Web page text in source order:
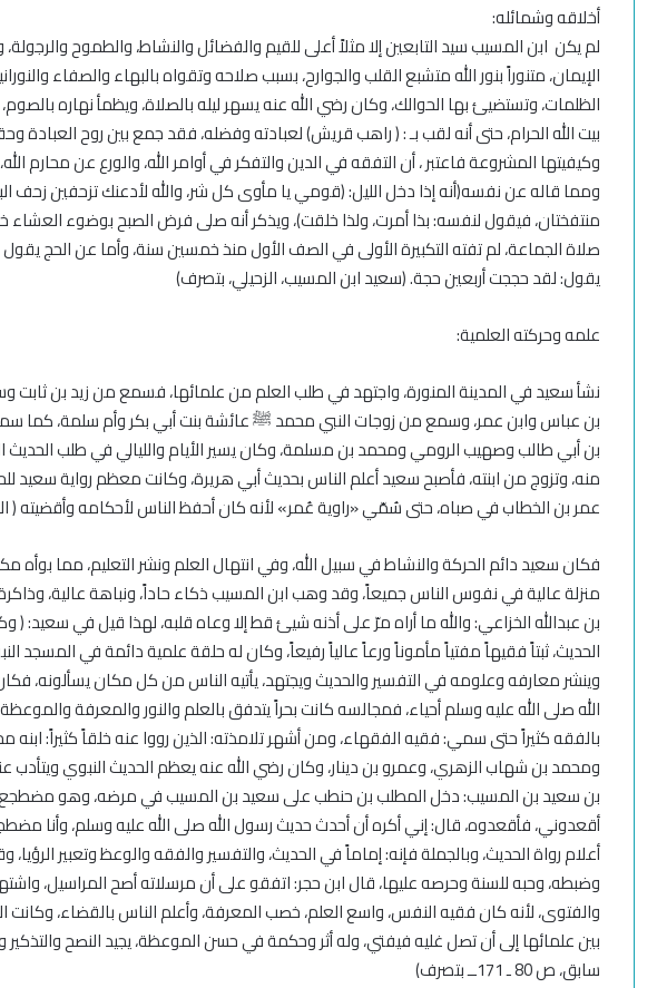
أخلاقه وشمائله:
لم يكن ابن المسيب سيد التابعين إلا مثلاً أعلى للقيم والفضائل والنشاط، والطموح
الإيمان، متنوراً بنور الله متشبع القلب والجوارح، بسبب صلاحه وتقواه بالبهاء والصفاء
الظلمات، وتستضيئ بها الحوالك، وكان رضي الله عنه يسهر ليله بالصلاة، ويظمأ نهاره
بيت الله الحرام، حتى أنه لقب بـ : ( راهب قريش) لعبادته وفضله، فقد جمع بين روح العبادة
وكيفيتها المشروعة فاعتبر ، أن التفقه في الدين والتفكر في أوامر الله، والورع عن محارم
ومما قاله عن نفسه(أنه إذا دخل الليل: (قومي يامأوى كل شر، والله لأدعنك تزحفين زحف
منتفختان، فيقول لنفسه: بذا أمرت، ولذا خلقت)، ويذكر أنه صلى فرض الصبح بوضوء
صلاة الجماعة، لم تفته التكبيرة الأولى في الصف الأول منذ خمسين سنة، وأما عن الحج
يقول: لقد حججت أربعين حجة.(سعيد ابن المسيب،الزحيلي،بتصرف)
علمهوحركته العلمية:
نشأ سعيد في المدينة المنورة، واجتهد في طلب العلم من علمائها، فسمع من زيد بن ثابت
بن عباس وابن عمر، وسمع من زوجات النبي محمدﷺعائشة بنت أبي بكر وأم سلمة،
بن أبي طالب وصهيب الرومي ومحمد بن مسلمة، وكان يسير الأيام والليالي في طلب الحديث
منه، وتزوج من ابنته، فأصبح سعيد أعلم الناس بحديث أبي هريرة، وكانت معظم رواية سعيد
عمر بن الخطاب في صباه، حتى سُمّي «راوية عُمر» لأنه كان أحفظ الناس لأحكامه وأقضيته(
فكان سعيد دائم الحركة والنشاط في سبيل الله، وفي انتهال العلم ونشر التعليم، مما بوأه
منزلة عالية في نفوس الناس جميعاً، وقد وهب ابن المسيب ذكاء حاداً، ونباهة عالية،
بن عبدالله الخزاعي: والله ماأراه مرّ على أذنه شيئ قط إلا وعاه قلبه، لهذا قيل في سعيد: (
الحديث، ثبتاً فقيهاً مفتياً مأموناً ورعاً عالياً رفيعاً، وكان له حلقة علمية دائمة في المسجد
وينشر معارفه وعلومه في التفسير والحديث ويجتهد،يأتيه الناس من كل مكان يسألونه،
الله صلى الله عليه وسلم أحياء،فمجالسه كانت بحراً يتدفق بالعلم والنور والمعرفة
بالفقه كثيراً حتى سمي: فقيه الفقهاء،ومن أشهر تلامذته: الذين رووا عنه خلقاً كثيراً: ابنه
ومحمد بن شهاب الزهري، وعمرو بن دينار، وكان رضي الله عنه يعظم الحديث النبوي ويتأدب
بن سعيد بن المسيب: دخل المطلب بن حنطب على سعيد بن المسيب في مرضه، وهو
أقعدوني، فأقعدوه، قال: إني أكره أن أحدث حديث رسول الله صلى الله عليه وسلم، وأنا
أعلام رواة الحديث،وبالجملة فإنه: إماماً في الحديث، والتفسير والفقه والوعظ وتعبير
وضبطه، وحبه للسنة وحرصه عليها، قال ابن حجر: اتفقو على أن مرسلاته أصح المراسيل،
والفتوى، لأنه كان فقيه النفس، واسع العلم، خصب المعرفة، وأعلم الناس بالقضاء،وكانت
بين علمائها إلى أن تصل غليه فيفتي، وله أثر وحكمة في حسن الموعظة، يجيد النصح والتذكير
سابق،ص 80 ـ 171ــ بتصرف)